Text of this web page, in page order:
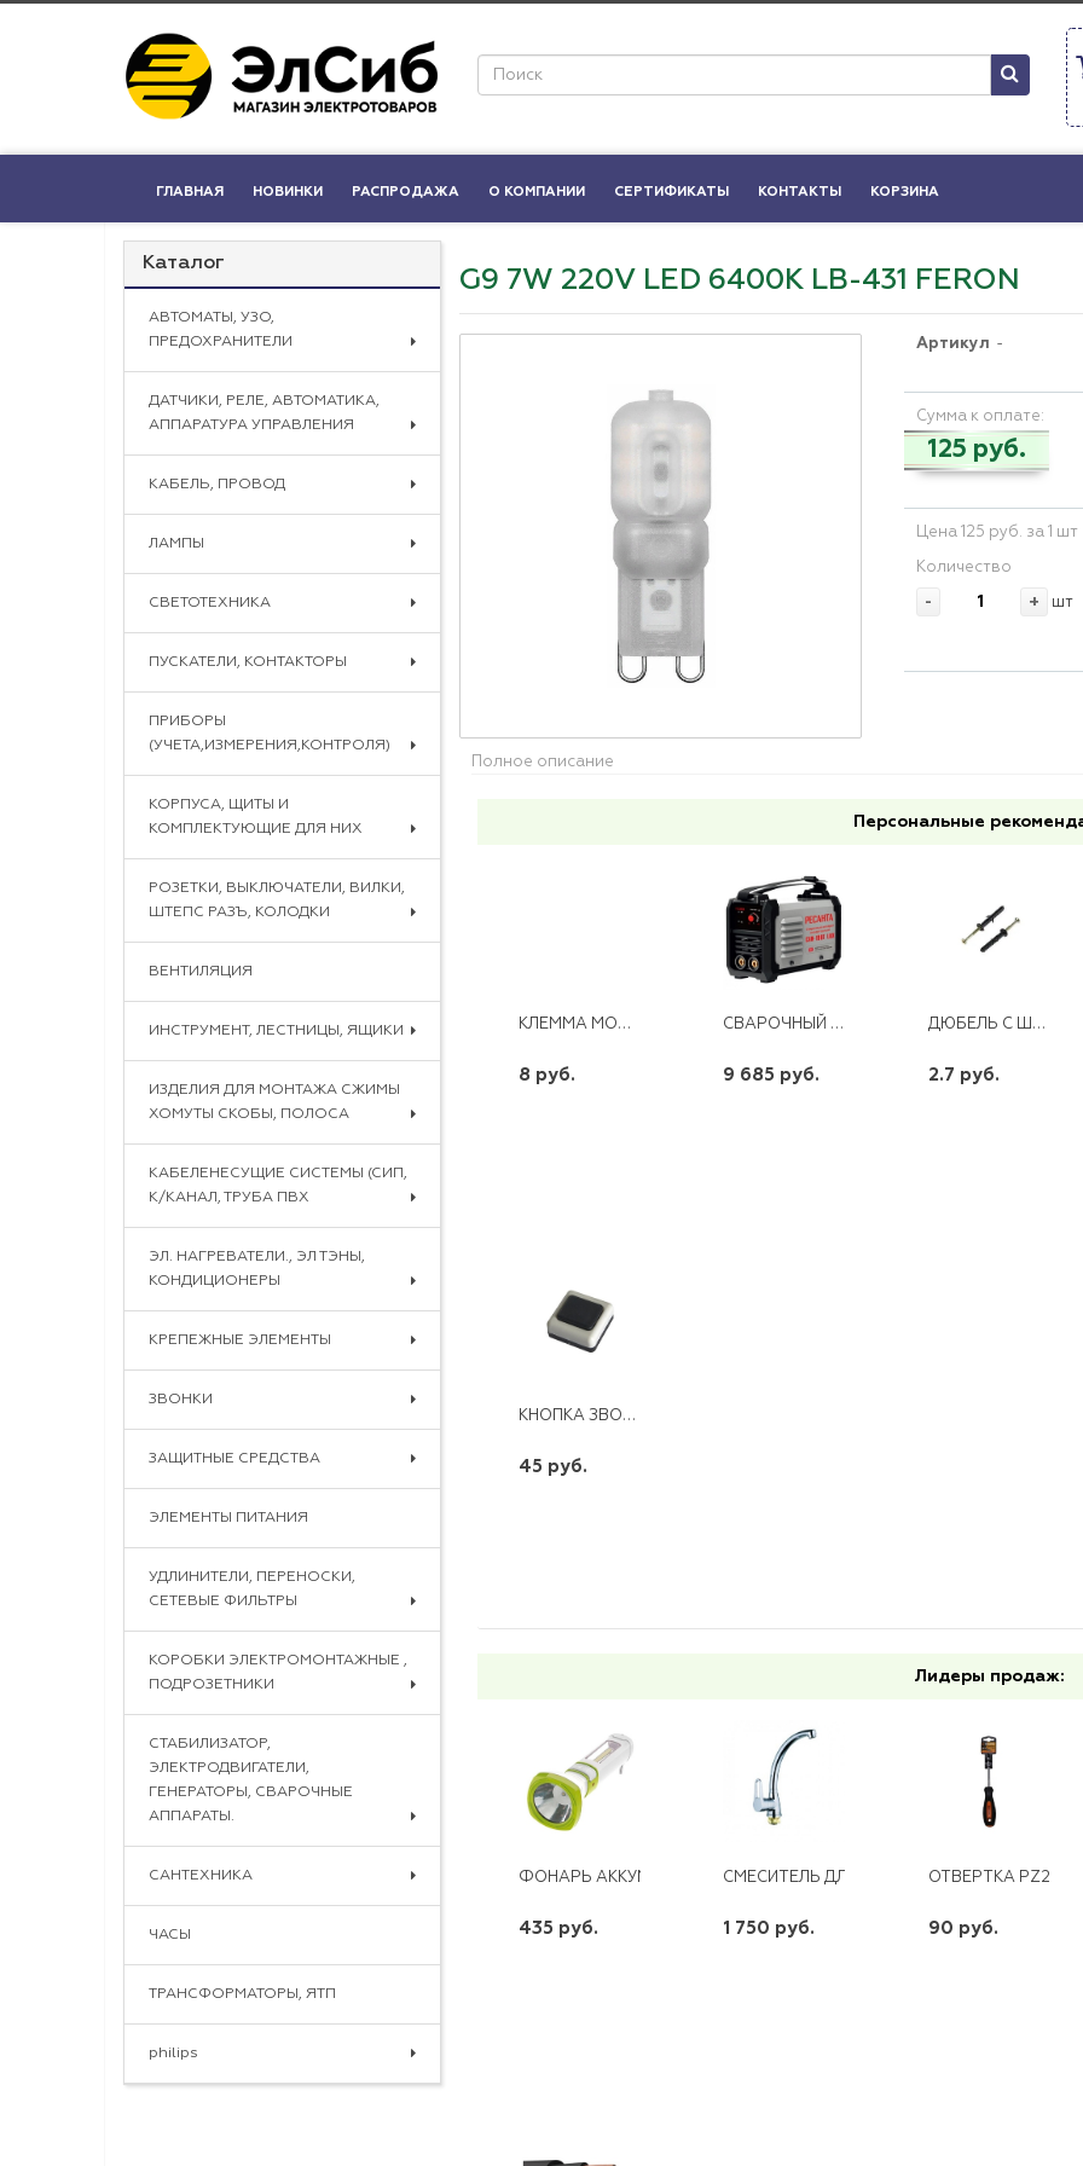
ГЛАВНАЯ НОВИНКИ РАСПРОДАЖА О КОМПАНИИ СЕРТИФИКАТЫ КОНТАКТЫ КОРЗИНА
Каталог
АВТОМАТЫ, УЗО,
ПРЕДОХРАНИТЕЛИ
ДАТЧИКИ, РЕЛЕ, АВТОМАТИКА,
АППАРАТУРА УПРАВЛЕНИЯ
КАБЕЛЬ, ПРОВОД
ЛАМПЫ
СВЕТОТЕХНИКА
ПУСКАТЕЛИ, КОНТАКТОРЫ
ПРИБОРЫ
(УЧЕТА,ИЗМЕРЕНИЯ,КОНТРОЛЯ)
КОРПУСА, ЩИТЫ И
КОМПЛЕКТУЮЩИЕ ДЛЯ НИХ
РОЗЕТКИ, ВЫКЛЮЧАТЕЛИ, ВИЛКИ,
ШТЕПС РАЗЪ, КОЛОДКИ
ВЕНТИЛЯЦИЯ
ИНСТРУМЕНТ, ЛЕСТНИЦЫ, ЯЩИКИ
ИЗДЕЛИЯ ДЛЯ МОНТАЖА СЖИМЫ
ХОМУТЫ СКОБЫ, ПОЛОСА
КАБЕЛЕНЕСУЩИЕ СИСТЕМЫ (СИП,
К/КАНАЛ, ТРУБА ПВХ
ЭЛ. НАГРЕВАТЕЛИ., ЭЛ ТЭНЫ,
КОНДИЦИОНЕРЫ
КРЕПЕЖНЫЕ ЭЛЕМЕНТЫ
ЗВОНКИ
ЗАЩИТНЫЕ СРЕДСТВА
ЭЛЕМЕНТЫ ПИТАНИЯ
УДЛИНИТЕЛИ, ПЕРЕНОСКИ,
СЕТЕВЫЕ ФИЛЬТРЫ
КОРОБКИ ЭЛЕКТРОМОНТАЖНЫЕ ,
ПОДРОЗЕТНИКИ
СТАБИЛИЗАТОР,
ЭЛЕКТРОДВИГАТЕЛИ,
ГЕНЕРАТОРЫ, СВАРОЧНЫЕ
АППАРАТЫ.
САНТЕХНИКА
ЧАСЫ
ТРАНСФОРМАТОРЫ, ЯТП
philips
G9 7W 220V LED 6400K LB-431 FERON
Артикул -
Сумма к оплате:
125 руб.
Цена 125 руб. за 1 шт
Количество
- + шт
Полное описание
Персональные
КЛЕММА МОНТАЖНАЯ 2-ПРОВОДНАЯ ДЛЯ 1-ЖИЛЬНОГО ПРОВОДНИКА LD2273-202
8 руб.
СВАРОЧНЫЙ АППАРАТ ИНВЕРТОРНЫЙ САИ-190Т LUX РЕСАНТА
9 685 руб.
ДЮБЕЛЬ С ШУРУПОМ 6Х 60 ММ ПОТАЙ (100ШТ) ОМАХ
2.7 руб.
КНОПКА ЗВОНКОВАЯ А1-0.4-001
45 руб.
Лидеры продаж:
ФОНАРЬ АККУМ. 5W LED БОК.ПАНЕЛЬ COB 2 ВТ,2 РЕЖ. РАБ.KOCAC
435 руб.
СМЕСИТЕЛЬ ДЛЯ КУХНИ С ПОВОРОТНЫМ
1 750 руб.
ОТВЕРТКА РZ2*
90 руб.